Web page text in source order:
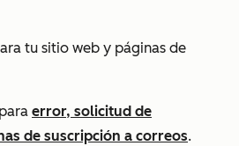
tu sitio web y páginas de
error, solicitud de
de suscripción a correos.